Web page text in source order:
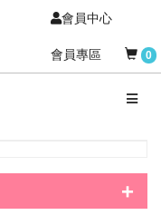
會員中心
會員專區 0
+